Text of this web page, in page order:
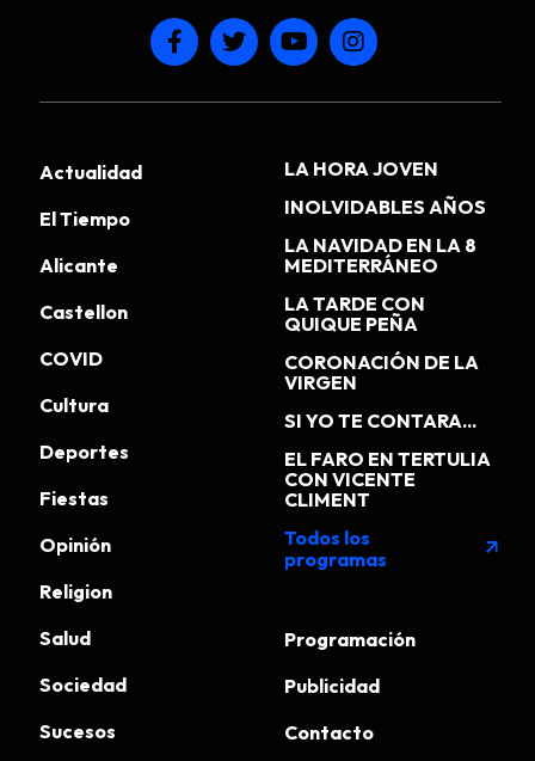
Actualidad
El Tiempo
Alicante
Castellon
COVID
Cultura
Deportes
Fiestas
Opinión
Religion
Salud
Sociedad
Sucesos
LA HORA JOVEN
INOLVIDABLES AÑOS
LA NAVIDAD EN LA 8
MEDITERRÁNEO
LA TARDE CON
QUIQUE PEÑA
CORONACIÓN DE LA
VIRGEN
SI YO TE CONTARA...
EL FARO EN TERTULIA
CON VICENTE
CLIMENT
Todos los
programas
arrow_outward
Programación
Publicidad
Contacto